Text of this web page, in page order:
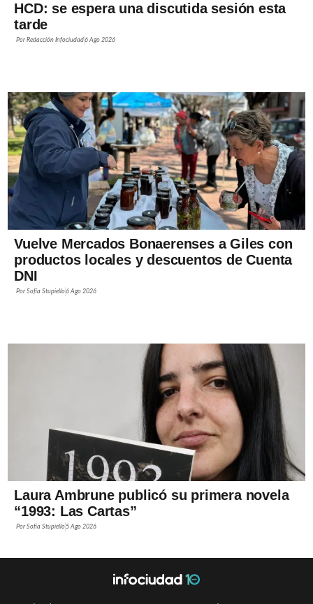
HCD: se espera una discutida sesión esta
tarde
PorRedacción Infociudad6 Ago 2026
Vuelve Mercados Bonaerenses a Giles con
productos locales y descuentos de Cuenta
DNI
PorSofía Stupiello6 Ago 2026
Laura Ambrune publicó su primera novela
“1993: Las Cartas”
PorSofía Stupiello5 Ago 2026